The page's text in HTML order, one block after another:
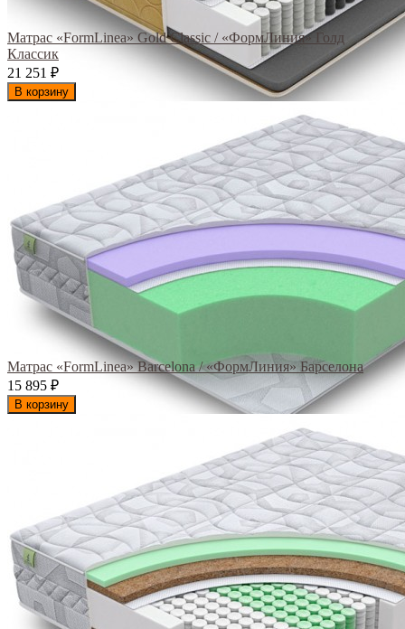
Матрас «FormLinea» Gold Classic / «ФормЛиния» Голд
Классик
21 251
₽
В корзину
Матрас «FormLinea» Barcelona / «ФормЛиния» Барселона
15 895 ₽
В корзину